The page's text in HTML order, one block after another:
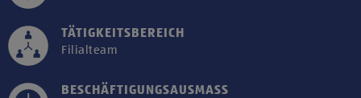
TÄTIGKEITSBEREICH
Filialteam
BESCHÄFTIGUNGSAUSMASS